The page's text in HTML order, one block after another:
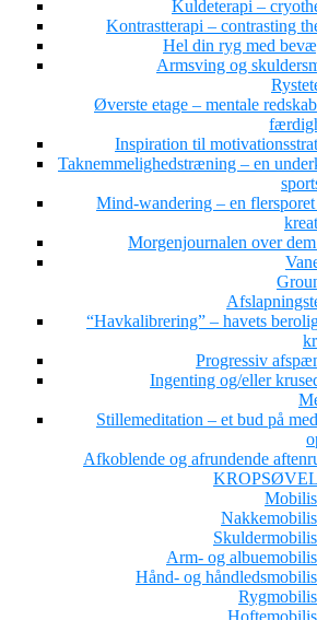
Kuldeterapi –
Kontrastterapi – contrasting
Hel din ryg med
Armsving og
Øverste etage – mentale
Inspiration til
Taknemmelighedstræning – en
Mind-wandering – en
Morgenjournalen over
“Havkalibrering” – havets
Progressiv
Ingenting og/eller
Stillemeditation – et bud på
Afkoblende og afrundende
Arm- og
Hånd- og